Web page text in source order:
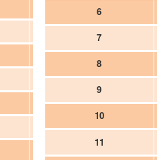
Base/Extremo
Extremo
Extremo/Poste
Base/Extremo
Extremo
6
7
8
9
10
11